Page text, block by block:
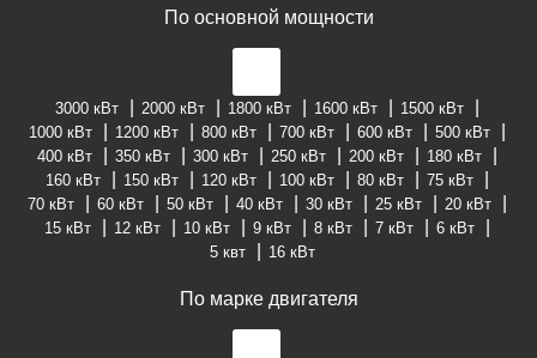
По основной мощности
3000 кВт 2000 кВт 1800 кВт 1600 кВт
1500 кВт
1000 кВт
1200 кВт 800 кВт 700 кВт 600 кВт
500 кВт
400 кВт
350 кВт 300 кВт 250 кВт 200 кВт
180 кВт
160 кВт
150 кВт 120 кВт 100 кВт 80 кВт
75 кВт
70 кВт
60 кВт 50 кВт 40 кВт 30 кВт 25 кВт
20 кВт
15 кВт
12 кВт 10 кВт 9 кВт 8 кВт 7 кВт
6 кВт
5 квт
16 кВт
По марке двигателя